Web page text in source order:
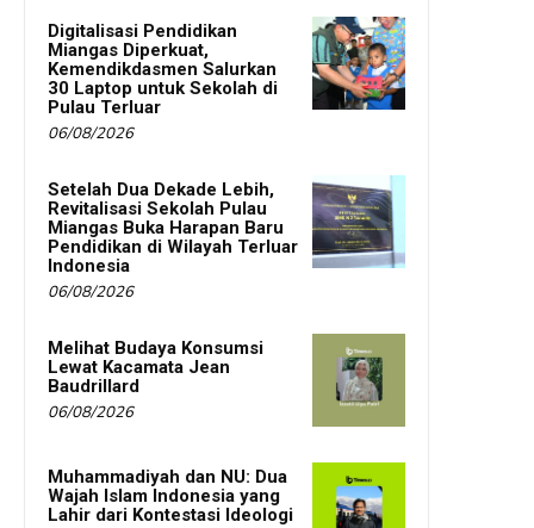
Digitalisasi Pendidikan
Miangas Diperkuat,
Kemendikdasmen Salurkan
30 Laptop untuk Sekolah di
Pulau Terluar
06/08/2026
Setelah Dua Dekade Lebih,
Revitalisasi Sekolah Pulau
Miangas Buka Harapan Baru
Pendidikan di Wilayah Terluar
Indonesia
06/08/2026
Melihat Budaya Konsumsi
Lewat Kacamata Jean
Baudrillard
06/08/2026
Muhammadiyah dan NU: Dua
Wajah Islam Indonesia yang
Lahir dari Kontestasi Ideologi